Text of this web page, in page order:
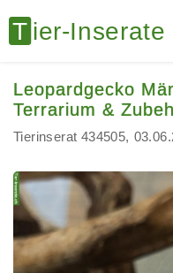
Leopardgecko
Terrarium &
Tierinserat 434505